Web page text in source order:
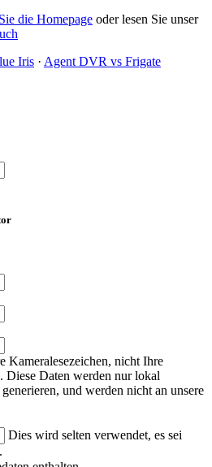
die Homepage oder lesen Sie unser
Iris · Agent DVR vs Frigate
Kameralesezeichen, nicht Ihre
Diese Daten werden nur lokal
und werden nicht an unsere
Dies wird selten verwendet, es sei